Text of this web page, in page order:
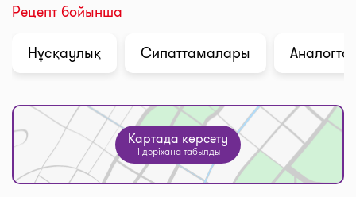
Рецепт бойынша
Нұсқаулық
Сипаттамалары
Картада көрсету
1 дәріхана табылды